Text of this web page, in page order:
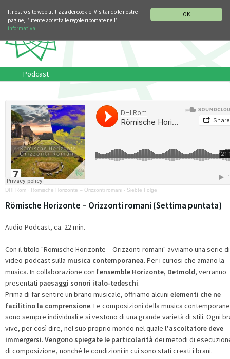
OK
Il nostro sito web utilizza dei cookie. Visitando le nostre
pagine, l’utente accetta le regole riportate nell’
informativa.
Podcast
DHI Rom · Römische Horizonte – Orizzonti romani - Siebte Folge
Römische Horizonte – Orizzonti romani (Settima puntata)
Audio-Podcast, ca. 22 min.
Con il titolo "Römische Horizonte – Orizzonti romani" avviamo una serie di
video-podcast sulla musica contemporanea. Per i curiosi che amano la
musica. In collaborazione con l'ensemble Horizonte, Detmold, verranno
presentati paesaggi sonori italo-tedeschi.
Prima di far sentire un brano musicale, offriamo alcuni elementi che ne
facilitino la comprensione. Le composizioni della musica
sono sempre individuali e si vestono di una grande varietà di stili. Ogni
vive, per così dire, nel suo proprio mondo nel quale l'ascoltatore deve
immergersi. Vengono spiegate le particolarità dei metodi di
di composizione, nonché le condizioni in cui sono stati creati i brani.